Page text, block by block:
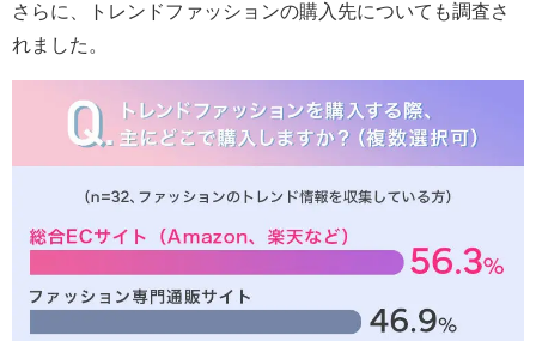
さらに、トレンドファッションの購入先についても調査さ
れました。